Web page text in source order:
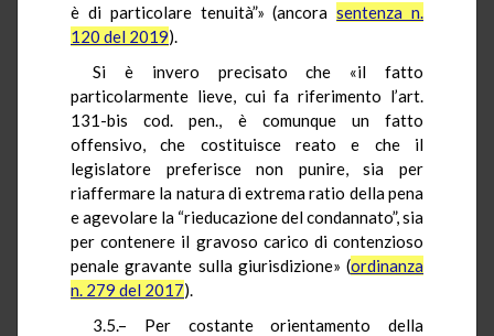
è di particolare tenuità”» (ancorasentenza n.
120 del 2019).
Si è invero precisato che «il fatto
particolarmente lieve, cui fa riferimento l’art.
131-bis cod. pen., è comunque un fatto
offensivo, che costituisce reato e che il
legislatore preferisce non punire, sia per
riaffermare la natura di extrema ratio della pena
e agevolare la “rieducazione del condannato”, sia
per contenere il gravoso carico di contenzioso
penale gravante sulla giurisdizione» (ordinanza
n. 279 del 2017).
3.5.– Per costante orientamento della